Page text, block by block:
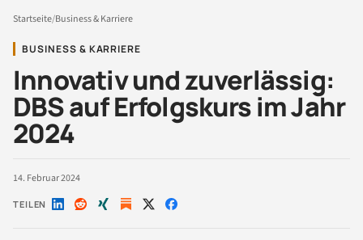
Startseite/Business & Karriere
BUSINESS & KARRIERE
Innovativ und zuverlässig:
DBS auf Erfolgskurs im Jahr
2024
14. Februar 2024
TEILEN Auf Auf Auf Auf Auf